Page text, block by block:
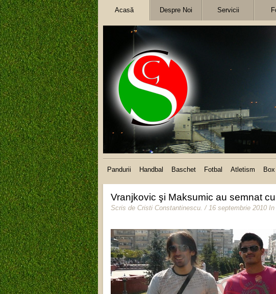
Acasă Despre Noi Servicii
Pandurii Handbal Baschet Fotbal Atletism Box
Vranjkovic şi Maksumic au semnat
Scris de Cristi Constantinescu. / 16 septembrie 2010 In